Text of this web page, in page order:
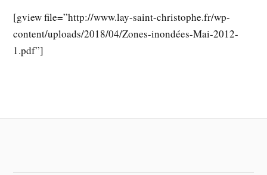
[gview file=”http://www.lay-saint-christophe.fr/wp-
content/uploads/2018/04/Zones-inondées-Mai-2012-
1.pdf”]